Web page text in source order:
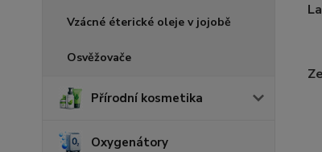
Vzácné éterické oleje v jojobě
Osvěžovače
Přírodní kosmetika
Oxygenátory